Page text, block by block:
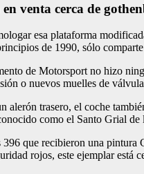
venta cerca de
esa plataforma
de 1990, sólo
de Motorsport no hizo
o nuevos muelles de
alerón trasero, el coche
como el Santo Grial de
396 que recibieron una
rojos, este ejemplar está